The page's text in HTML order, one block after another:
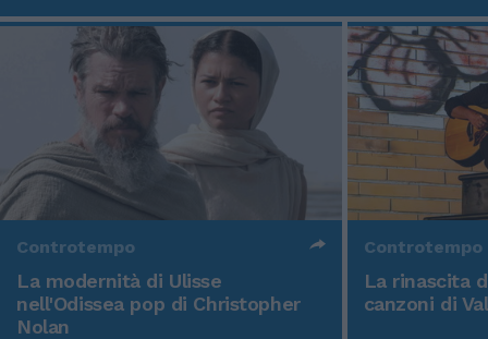
Controtempo
La modernità di Ulisse
nell'Odissea pop di Christopher
Nolan
Controtempo
La rinascita
canzoni di